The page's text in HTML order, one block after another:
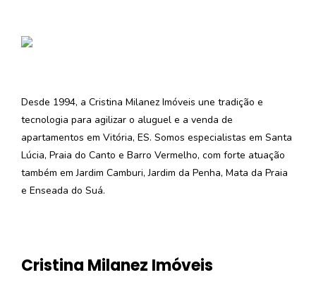
Desde 1994, a Cristina Milanez Imóveis une tradição e
tecnologia para agilizar o aluguel e a venda de
apartamentos em Vitória, ES. Somos especialistas em Santa
Lúcia, Praia do Canto e Barro Vermelho, com forte atuação
também em Jardim Camburi, Jardim da Penha, Mata da Praia
e Enseada do Suá.
Cristina Milanez Imóveis